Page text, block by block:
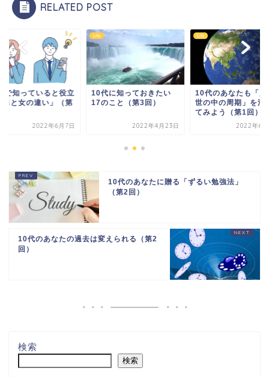
RELATED POST
で知っていると役立
男と女の違い」（第
2022年6月7日
Life
10代に知っておきたい
17のこと（第3回）
2022年4月23日
Life
10代のあなたも「人
世の中の周期」を活
てみよう（第1回）
2022年6
10代のあなたに贈る「ずるい勉強法」
（第2回）
10代のあなたの過去は変えられる（第2
回）
検索
検索